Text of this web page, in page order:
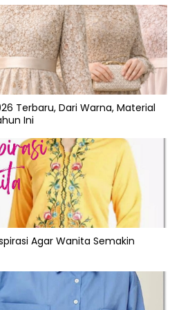
Terbaru, Dari Warna, Material
Ini
Agar Wanita Semakin